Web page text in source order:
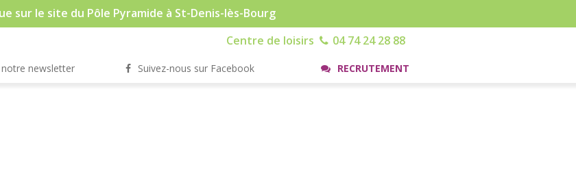
sur le site du Pôle Pyramide à St-Denis-lès-Bourg
Centre de loisirs 04 74 24 28 88
newsletter Suivez-nous sur Facebook RECRUTEMENT